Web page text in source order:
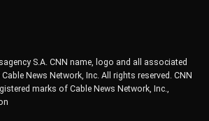
S.A. CNN name, logo and all associated
News Network, Inc. All rights reserved. CNN
marks of Cable News Network, Inc.,